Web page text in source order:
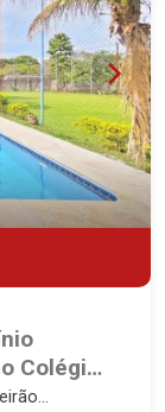
Colégio